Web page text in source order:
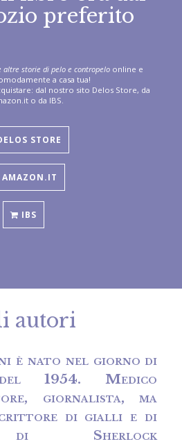
preferito
altre storie di pelo e contropelo online e
a casa tua!
dal nostro sito Delos Store, da
o da IBS.
STORE
AMAZON.IT
IBS
autori
è nato nel giorno di
1954. Medico
giornalista, ma
di gialli e di
Sherlock